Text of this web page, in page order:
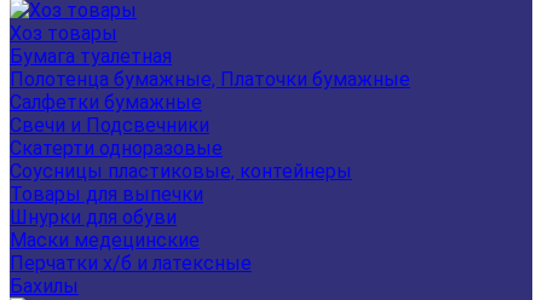
Хоз товары
Бумага туалетная
Полотенца бумажные, Платочки бумажные
Салфетки бумажные
Свечи и Подсвечники
Скатерти одноразовые
Соусницы пластиковые, контейнеры
Товары для выпечки
Шнурки для обуви
Маски медецинские
Перчатки х/б и латексные
Бахилы